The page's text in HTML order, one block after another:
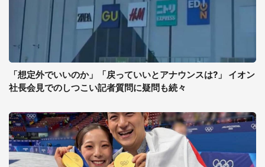
「想定外でいいのか」「戻っていいとアナウンスは?」 イオン
社長会見でのしつこい記者質問に疑問も続々